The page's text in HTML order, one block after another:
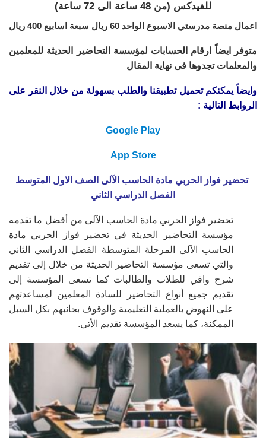
للفيدكس (من 48 ساعة الى 72 ساعة)
اعمال منصة مدرستي الاسبوع الواحد 60 ريال سبعة اسابيع 400 ريال
متوفر ايضاً ارقام الحسابات لمؤسسة التحاضير الحديثة للمعلمين
والمعلمات تجدوها فى نهاية المقال
وايضاً يمكنكم تحميل تطبيقنا والطلب بسهولة من خلال النقر على
الروابط التالية :
Google Play
App Store
تحضير فواز الحربي مادة الحاسب الآلى الصف الاول المتوسط
الفصل الدراسي الثاني
تحضير فواز الحربي مادة الحاسب الآلى من أفضل ما تقدمه
مؤسسة التحاضير الحديثة في تحضير فواز الحربي مادة
الحاسب الآلى المرحلة المتوسطة الفصل الدراسي الثاني
والتي تسعى مؤسسة التحاضير الحديثة من خلال إلى تقديم
شرح وافي للطلاب والطالبات كما تسعى المؤسسة إلى
تقديم جميع أنواع التحاضير للسادة المعلمين لمساعدتهم
على النهوض بالعملية التعليمية والوقوف بجانبهم بكل السبل
الممكنة، كما يسعد المؤسسة تقديم الأتي.